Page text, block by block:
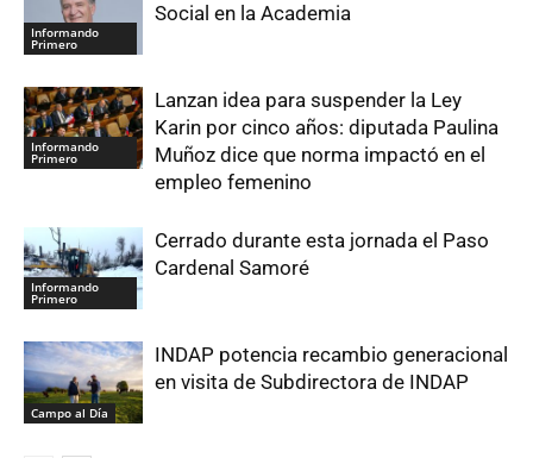
Informando
Primero
Social en la Academia
Informando
Primero
Lanzan idea para suspender la Ley
Karin por cinco años: diputada Paulina
Muñoz dice que norma impactó en el
empleo femenino
Informando
Primero
Cerrado durante esta jornada el Paso
Cardenal Samoré
Campo al Día
INDAP potencia recambio generacional
en visita de Subdirectora de INDAP